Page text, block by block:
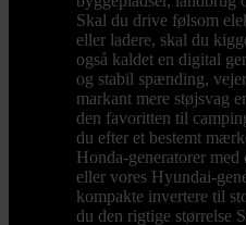
Skal du drive følsom
eller ladere, skal du
også kaldet en digital
og stabil spænding,
markant mere støjsvag
den favoritten til
du efter et bestemt
Honda-generatorer
eller vores Hyundai-
kompakte invertere til
du den rigtige størrelse